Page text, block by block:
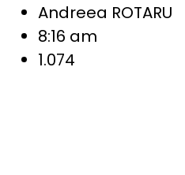
Andreea ROTARU
8:16 am
1.074